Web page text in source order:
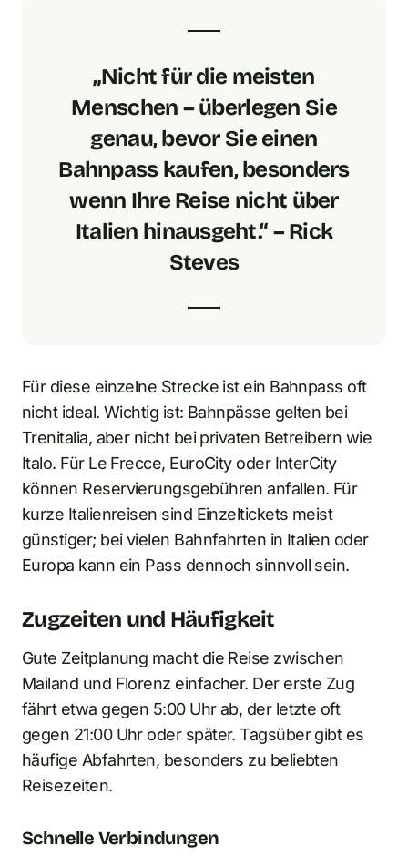
„Nicht für die meisten
Menschen – überlegen Sie
genau, bevor Sie einen
Bahnpass kaufen, besonders
wenn Ihre Reise nicht über
Italien hinausgeht.“ – Rick
Steves
Für diese einzelne Strecke ist ein Bahnpass oft
nicht ideal. Wichtig ist: Bahnpässe gelten bei
Trenitalia, aber nicht bei privaten Betreibern wie
Italo. Für Le Frecce, EuroCity oder InterCity
können Reservierungsgebühren anfallen. Für
kurze Italienreisen sind Einzeltickets meist
günstiger; bei vielen Bahnfahrten in Italien oder
Europa kann ein Pass dennoch sinnvoll sein.
Zugzeiten und Häufigkeit
Gute Zeitplanung macht die Reise zwischen
Mailand und Florenz einfacher. Der erste Zug
fährt etwa gegen 5:00 Uhr ab, der letzte oft
gegen 21:00 Uhr oder später. Tagsüber gibt es
häufige Abfahrten, besonders zu beliebten
Reisezeiten.
Schnelle Verbindungen